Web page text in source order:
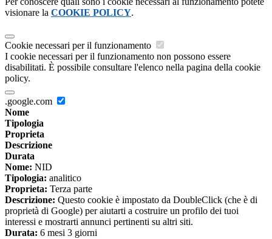
visionare la COOKIE POLICY.
Cookie necessari per il funzionamento
I cookie necessari per il funzionamento non possono essere
disabilitati. È possibile consultare l'elenco nella pagina della cookie
policy.
.google.com
Nome
Tipologia
Proprieta
Descrizione
Durata
Nome: NID
Tipologia: analitico
Proprieta: Terza parte
Descrizione: Questo cookie è impostato da DoubleClick (che è di
proprietà di Google) per aiutarti a costruire un profilo dei tuoi
interessi e mostrarti annunci pertinenti su altri siti.
Durata: 6 mesi 3 giorni